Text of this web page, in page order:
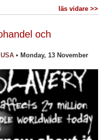
läs vidare >>
och
• Monday, 13 November